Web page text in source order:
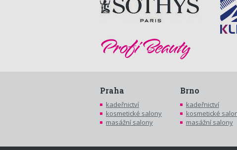
Praha
kadeřnictví
kosmetické salony
masážní salony
Brno
kadeřnictví
kosmetické
masážní salony